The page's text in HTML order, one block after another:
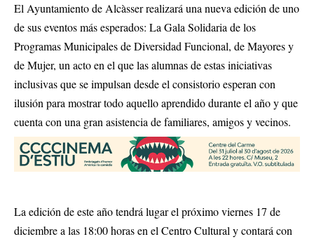
El Ayuntamiento de Alcàsser realizará una nueva edición de uno
de sus eventos más esperados: La Gala Solidaria de los
Programas Municipales de Diversidad Funcional, de Mayores y
de Mujer, un acto en el que las alumnas de estas iniciativas
inclusivas que se impulsan desde el consistorio esperan con
ilusión para mostrar todo aquello aprendido durante el año y que
cuenta con una gran asistencia de familiares, amigos y vecinos.
La edición de este año tendrá lugar el próximo viernes 17 de
diciembre a las 18:00 horas en el Centro Cultural y contará con